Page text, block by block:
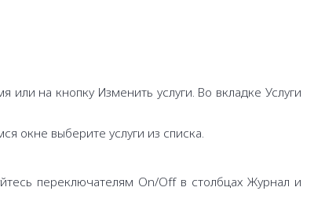
на кнопку Изменить услуги. Во вкладке Услуги
окне выберите услуги из списка.
переключателям On/Off в столбцах Журнал и